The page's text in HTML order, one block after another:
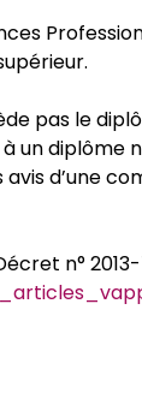
pas le
un diplôme
d’une
n° 2013-